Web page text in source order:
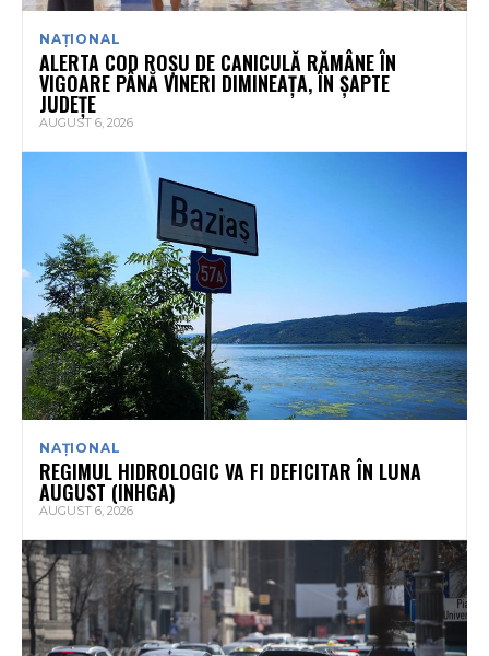
NAȚIONAL
ALERTA COD ROȘU DE CANICULĂ RĂMÂNE ÎN
VIGOARE PÂNĂ VINERI DIMINEAȚA, ÎN ȘAPTE
JUDEȚE
AUGUST 6, 2026
NAȚIONAL
REGIMUL HIDROLOGIC VA FI DEFICITAR ÎN LUNA
AUGUST (INHGA)
AUGUST 6, 2026